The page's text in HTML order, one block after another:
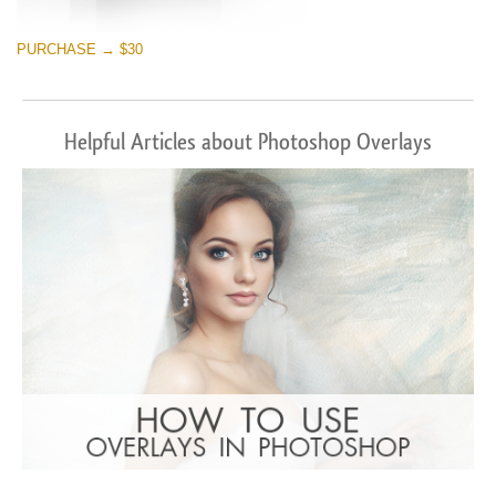
PURCHASE → $30
Helpful Articles about Photoshop Overlays